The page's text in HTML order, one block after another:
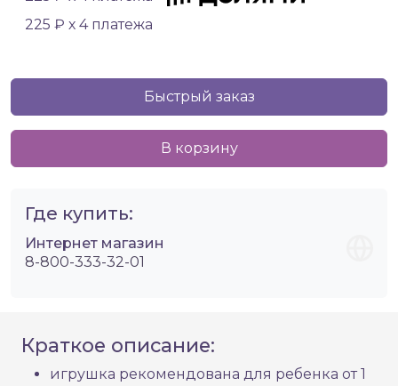
225 ₽ х 4 платежа
Быстрый заказ
В корзину
Где купить:
Интернет магазин
8-800-333-32-01
Краткое описание:
игрушка рекомендована для ребенка от 1